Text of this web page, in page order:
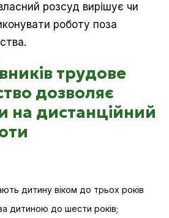
розсуд вирішує чи
роботу поза
трудове
дозволяє
на дистанційний
дитину віком до трьох років
дитиною до шести років;